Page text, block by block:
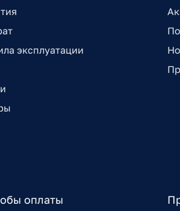
эксплуатации
оплаты